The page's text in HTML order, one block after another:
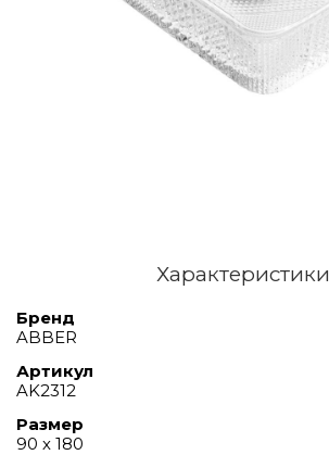
Характеристики
Бренд
ABBER
Артикул
AK2312
Размер
90 х 180